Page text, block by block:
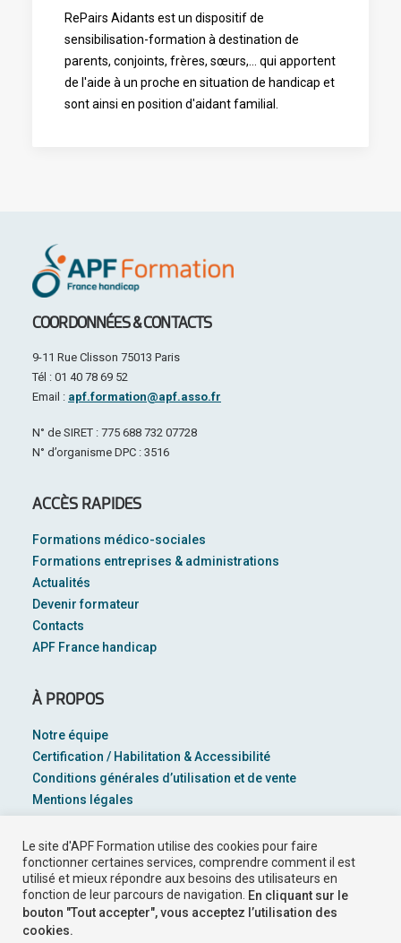
RePairs Aidants est un dispositif de
sensibilisation-formation à destination de
parents, conjoints, frères, sœurs,… qui apportent
de l'aide à un proche en situation de handicap et
sont ainsi en position d'aidant familial.
COORDONNÉES & CONTACTS
9-11 Rue Clisson 75013 Paris
Tél : 01 40 78 69 52
Email : apf.formation@apf.asso.fr
N° de SIRET : 775 688 732 07728
N° d’organisme DPC : 3516
ACCÈS RAPIDES
Formations médico-sociales
Formations entreprises & administrations
Actualités
Devenir formateur
Contacts
APF France handicap
À PROPOS
Notre équipe
Certification / Habilitation & Accessibilité
Conditions générales d’utilisation et de vente
Mentions légales
Suivez-nous sur
Le site d'APF Formation utilise des cookies pour faire
fonctionner certaines services, comprendre comment il est
utilisé et mieux répondre aux besoins des utilisateurs en
fonction de leur parcours de navigation. En cliquant sur le
bouton "Tout accepter", vous acceptez l’utilisation des
cookies.